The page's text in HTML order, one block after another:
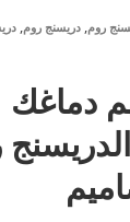
روم, دريسنج روم,
دماغك